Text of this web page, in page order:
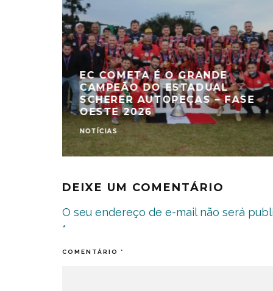
EC COMETA É O GRANDE
CAMPEÃO DO ESTADUAL
SCHERER AUTOPEÇAS – FASE
OESTE 2026
NOTÍCIAS
DEIXE UM COMENTÁRIO
O seu endereço de e-mail não será
*
COMENTÁRIO *